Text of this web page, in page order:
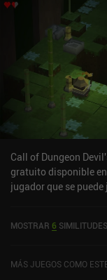
Call of Dungeon
gratuito disponible
jugador que se
la App Store de iOS.
MOSTRAR 6 SIMILITUDES
MÁS JUEGOS COMO